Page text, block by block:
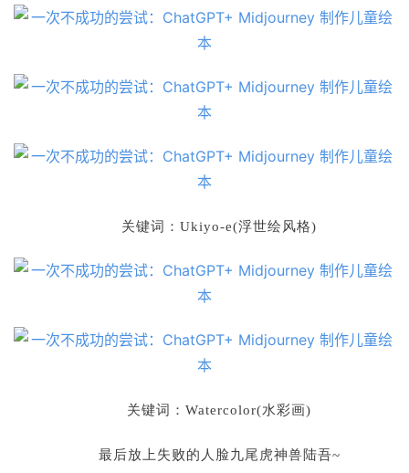
好
架
报
关键词： Ukiyo-e(浮世绘风格)
关键词： Watercolor(水彩画)
最后放上失败的人脸九尾虎神兽陆吾~